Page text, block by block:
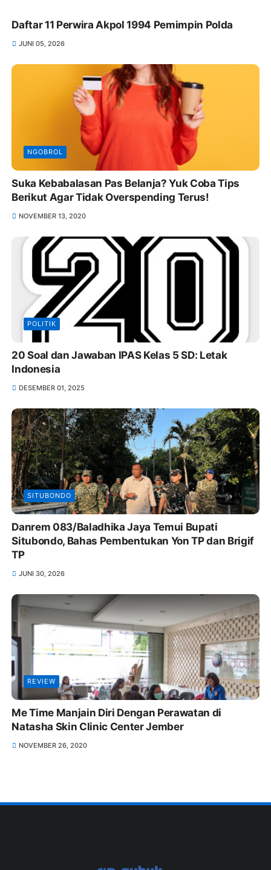
Daftar 11 Perwira Akpol 1994 Pemimpin Polda
JUNI 05, 2026
NGOBROL
Suka Kebabalasan Pas Belanja? Yuk Coba Tips
Berikut Agar Tidak Overspending Terus!
NOVEMBER 13, 2020
POLITIK
20 Soal dan Jawaban IPAS Kelas 5 SD: Letak
Indonesia
DESEMBER 01, 2025
SITUBONDO
Danrem 083/Baladhika Jaya Temui Bupati
Situbondo, Bahas Pembentukan Yon TP dan Brigif
TP
JUNI 30, 2026
REVIEW
Me Time Manjain Diri Dengan Perawatan di
Natasha Skin Clinic Center Jember
NOVEMBER 26, 2020